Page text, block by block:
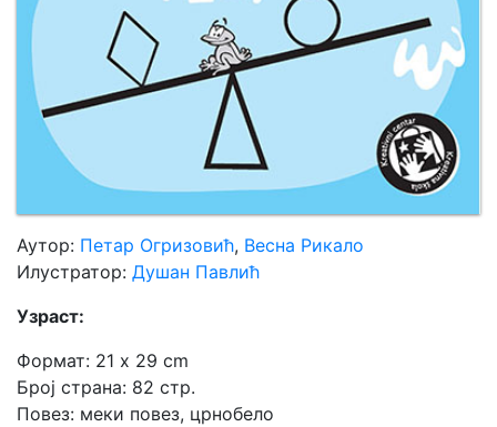
Аутор: Петар Огризовић, Весна Рикало
Илустратор: Душан Павлић
Узраст:
Формат: 21 x 29 cm
Број страна: 82 стр.
Повез: меки повез, црнобело